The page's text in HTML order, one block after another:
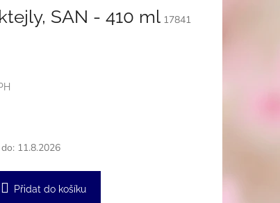
SAN - 410 ml 17841
11.8.2026
Přidat do košíku